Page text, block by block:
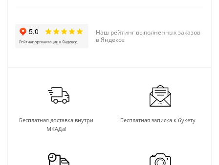
Наш рейтинг выполненных заказов
в Яндексе
Бесплатная доставка внутри
МКАДа!
Бесплатная записка к букету